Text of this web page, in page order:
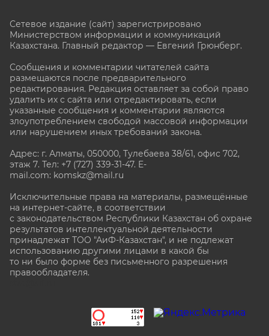
Сетевое издание (сайт) зарегистрировано
Министерством информации и коммуникаций
Казахстана. Главный редактор — Евгений Грюнберг.
Сообщения и комментарии читателей сайта
размещаются после предварительного
редактирования. Редакция оставляет за собой право
удалить их с сайта или отредактировать, если
указанные сообщения и комментарии являются
злоупотреблением свободой массовой информации
или нарушением иных требований закона.
Адрес: г. Алматы, 050000, Тулебаева 38/61, офис 702,
этаж 7. Тел: +7 (727) 339-31-47. E-
mail.com: komskz@mail.ru
Исключительные права на материалы, размещённые
на интернет-сайте, в соответствии
с законодательством Республики Казахстан об охране
результатов интеллектуальной деятельности
принадлежат ТОО "АиФ-Казахстан", и не подлежат
использованию другими лицами в какой бы
то ни было форме без письменного разрешения
правообладателя.